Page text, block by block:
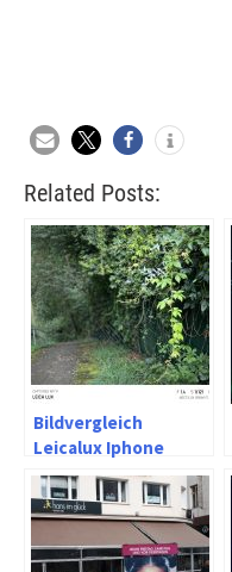
Related Posts:
Bildvergleich
Leicalux Iphone
13pro und Sigma
65mm Sony E